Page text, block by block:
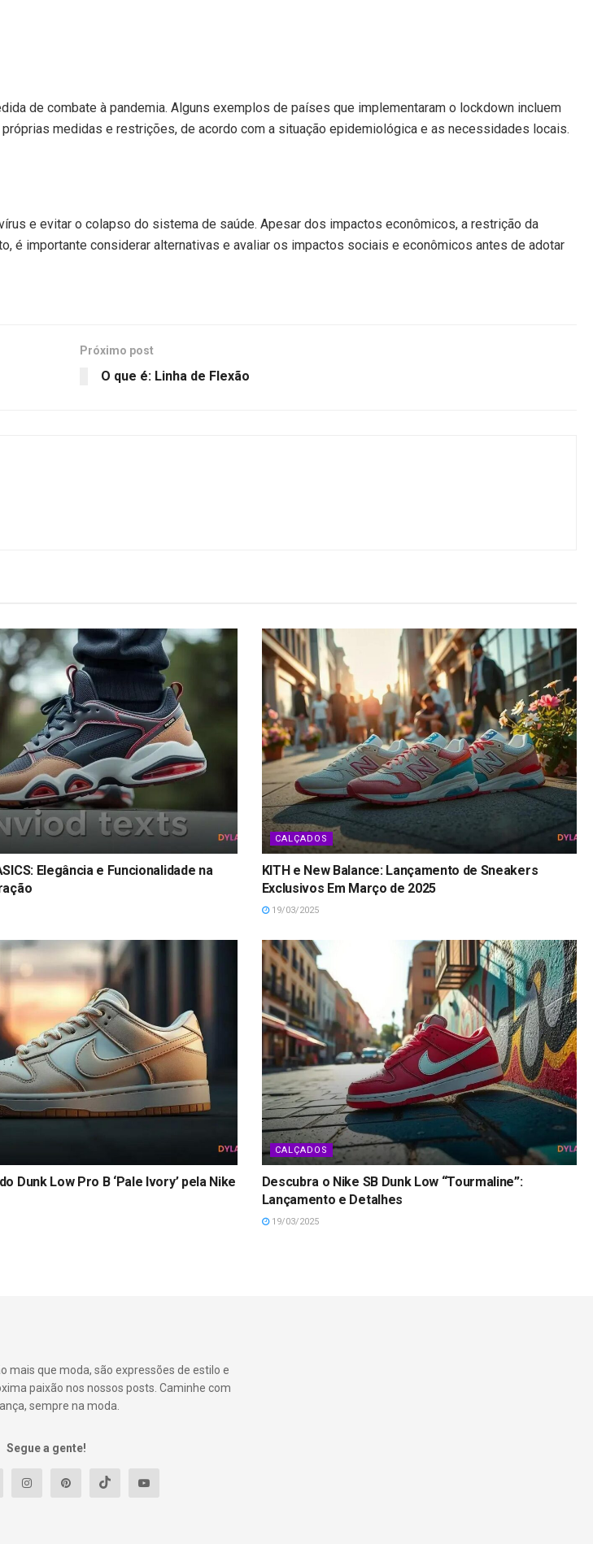
de combate à pandemia. Alguns exemplos de países que implementaram o lockdown incluem
próprias medidas e restrições, de acordo com a situação epidemiológica e as necessidades locais.
e evitar o colapso do sistema de saúde. Apesar dos impactos econômicos, a restrição da
é importante considerar alternativas e avaliar os impactos sociais e econômicos antes de adotar
Próximo post
O que é: Linha de Flexão
Elegância e Funcionalidade na
CALÇADOS
KITH e New Balance: Lançamento de Sneakers
Exclusivos Em Março de 2025
19/03/2025
Dunk Low Pro B ‘Pale Ivory’ pela Nike
CALÇADOS
Descubra o Nike SB Dunk Low “Tourmaline”:
Lançamento e Detalhes
19/03/2025
mais que moda, são expressões de estilo e
paixão nos nossos posts. Caminhe com
sempre na moda.
Segue a gente!